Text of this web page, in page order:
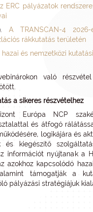
ERC pályázatok
A TRANSCAN-4 2026-
rákkutatás területén
hazai és nemzetközi
való
a sikeres részvételhez
Európa NCP
és átfogó
logikájára és
és kiegészítő
információt nyújtanak a
azokhoz kapcsolódó
támogatják a
pályázási stratégiájuk